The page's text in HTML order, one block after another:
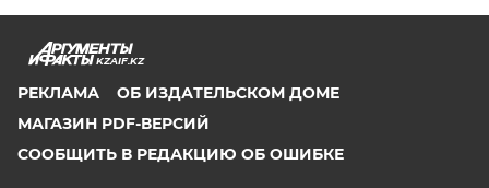
KZAIF.KZ
РЕКЛАМА
ОБ ИЗДАТЕЛЬСКОМ ДОМЕ
МАГАЗИН PDF-ВЕРСИЙ
СООБЩИТЬ В РЕДАКЦИЮ ОБ ОШИБКЕ